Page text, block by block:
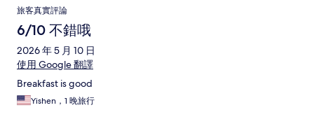
旅客真實評論
6/10 不錯哦
2026 年 5 月 10 日
使用 Google 翻譯
Breakfast is good
Yishen，1 晚旅行